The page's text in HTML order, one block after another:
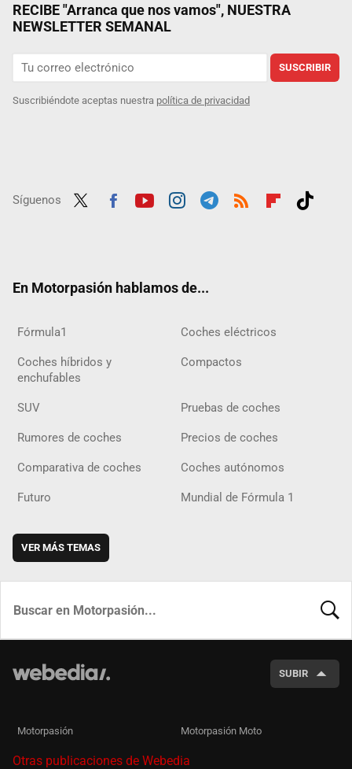
RECIBE "Arranca que nos vamos", NUESTRA
NEWSLETTER SEMANAL
SUSCRIBIR
Suscribiéndote aceptas nuestra política de privacidad
Síguenos
En Motorpasión hablamos de...
Fórmula1 Coches eléctricos
Coches híbridos y
enchufables
Compactos
SUV Pruebas de coches
Rumores de coches Precios de coches
Comparativa de coches Coches autónomos
Futuro Mundial de Fórmula 1
VER MÁS TEMAS
SUBIR
Motorpasión Motorpasión Moto
Otras publicaciones de Webedia